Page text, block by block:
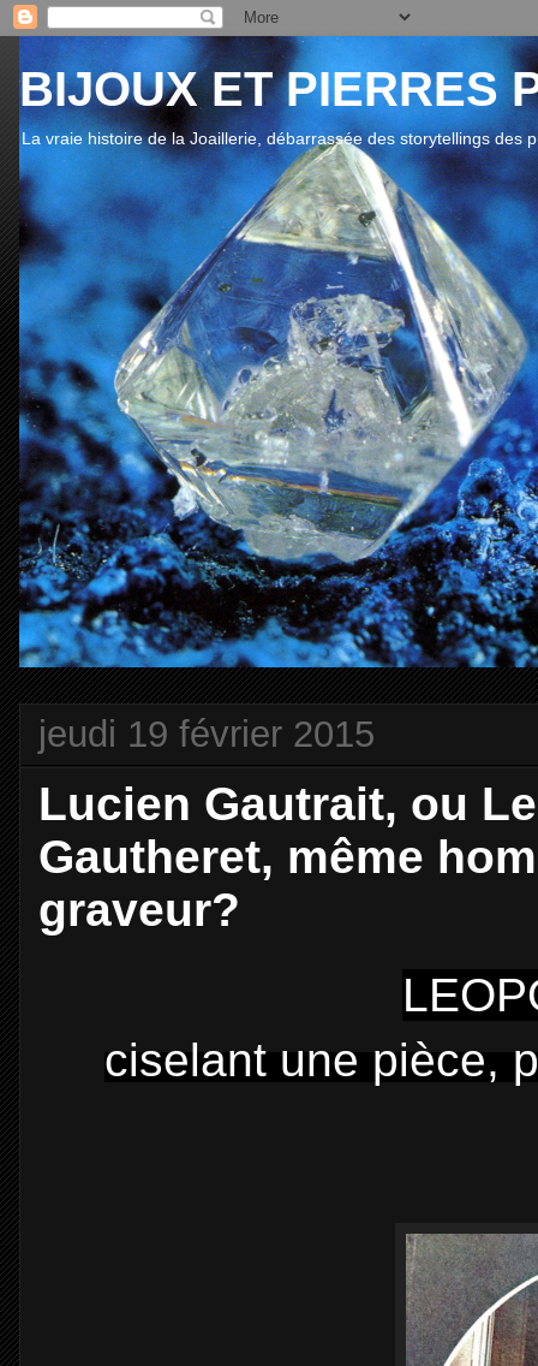
BIJOUX ET PIERRES
La vraie histoire de la Joaillerie, débarrassée des storytellings des
jeudi 19 février 2015
Lucien Gautrait, ou
Gautheret, même
graveur?
ciselant une pièce,